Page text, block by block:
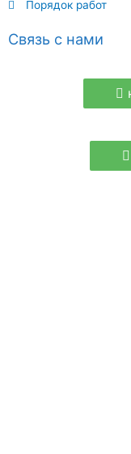
Связь с нами
Порядок работ